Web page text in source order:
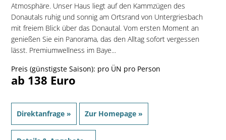
Atmosphäre. Unser Haus liegt auf den Kammzügen des
Donautals ruhig und sonnig am Ortsrand von Untergriesbach 
mit freiem Blick über das Donautal. Vom ersten Moment an
genießen Sie ein Panorama, das den Alltag sofort vergessen
lässt. Premiumwellness im Baye...
Preis (günstigste Saison): pro ÜN pro Person
ab 138 Euro
Direktanfrage » Zur Homepage »